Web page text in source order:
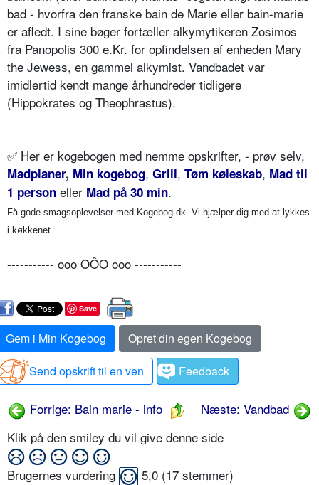
bad - hvorfra den franske bain de Marie eller bain-marie
er afledt. I sine bøger fortæller alkymytikeren Zosimos
fra Panopolis 300 e.Kr. for opfindelsen af enheden Mary
the Jewess, en gammel alkymist. Vandbadet var
imidlertid kendt mange århundreder tidligere
(Hippokrates og Theophrastus).
✅ Her er kogebogen med nemme opskrifter, - prøv selv,
Madplaner, Min kogebog, Grill, Tøm køleskab, Mad til
1 person eller Mad på 30 min.
Få gode smagsoplevelser med Kogebog.dk. Vi hjælper dig med at lykkes
i køkkenet.
----------- ooo OÔO ooo -----------
Save
Gem i Min Kogebog
Opret din egen Kogebog
Send opskrift til en ven
Feedback
Forrige: Bain marie - info
Næste: Vandbad
Klik på den smiley du vil give denne side
Brugernes vurdering 5,0 (17 stemmer)